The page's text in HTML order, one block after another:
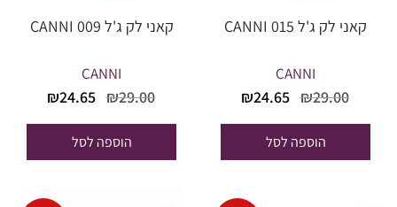
קאני לק ג'ל CANNI 015
CANNI
₪29.00
המחיר
היה:
₪29.00.
₪24.65
הוא:
הוספה לסל
קאני לק ג'ל CANNI 009
CANNI
₪29.00
המחיר
היה:
₪29.00.
₪24.65
הוא:
הוספה לסל